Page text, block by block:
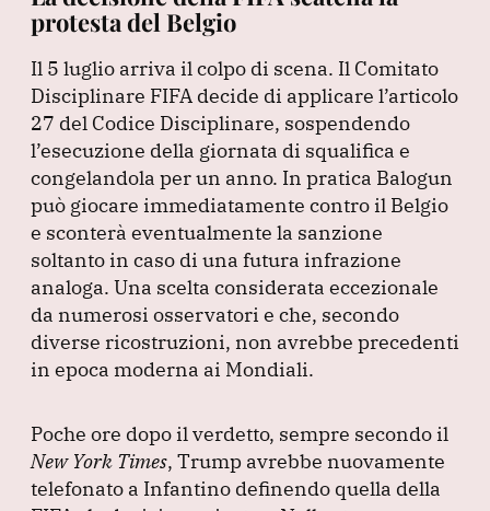
protesta del Belgio
Il 5 luglio arriva il colpo di scena. Il Comitato
Disciplinare FIFA decide di applicare l’articolo
27 del Codice Disciplinare, sospendendo
l’esecuzione della giornata di squalifica e
congelandola per un anno. In pratica Balogun
può giocare immediatamente contro il Belgio
e sconterà eventualmente la sanzione
soltanto in caso di una futura infrazione
analoga. Una scelta considerata eccezionale
da numerosi osservatori e che, secondo
diverse ricostruzioni, non avrebbe precedenti
in epoca moderna ai Mondiali.
Poche ore dopo il verdetto, sempre secondo il
New York Times, Trump avrebbe nuovamente
telefonato a Infantino definendo quella della